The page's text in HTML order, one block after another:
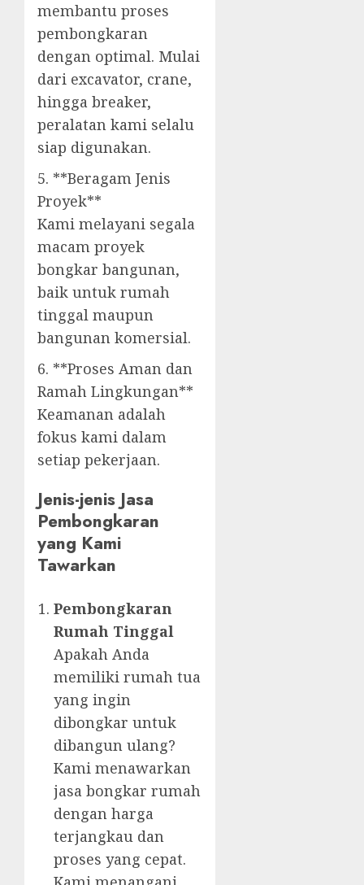
membantu proses
pembongkaran
dengan optimal. Mulai
dari excavator, crane,
hingga breaker,
peralatan kami selalu
siap digunakan.
5. **Beragam Jenis
Proyek**
Kami melayani segala
macam proyek
bongkar bangunan,
baik untuk rumah
tinggal maupun
bangunan komersial.
6. **Proses Aman dan
Ramah Lingkungan**
Keamanan adalah
fokus kami dalam
setiap pekerjaan.
Jenis-jenis Jasa
Pembongkaran
yang Kami
Tawarkan
Pembongkaran
Rumah Tinggal
Apakah Anda
memiliki rumah tua
yang ingin
dibongkar untuk
dibangun ulang?
Kami menawarkan
jasa bongkar rumah
dengan harga
terjangkau dan
proses yang cepat.